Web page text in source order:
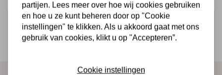
Schrijf je in voor de nieuwsbrief
Ontvang als eerste onze actie en nieuwe producten
partijen. Lees meer over hoe wij cookies gebruiken
en hoe u ze kunt beheren door op "Cookie
instellingen" te klikken. Als u akkoord gaat met ons
gebruik van cookies, klikt u op "Accepteren”.
Cookie instellingen